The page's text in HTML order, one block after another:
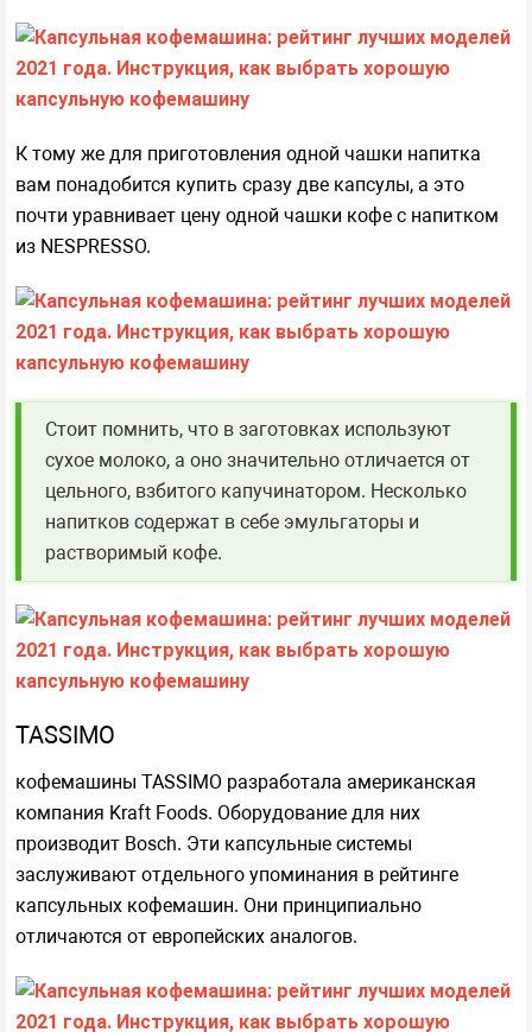
К тому же для приготовления одной чашки напитка
вам понадобится купить сразу две капсулы, а это
почти уравнивает цену одной чашки кофе с напитком
из NESPRESSO.
Стоит помнить, что в заготовках используют
сухое молоко, а оно значительно отличается от
цельного, взбитого капучинатором. Несколько
напитков содержат в себе эмульгаторы и
растворимый кофе.
TASSIMO
кофемашины TASSIMO разработала американская
компания Kraft Foods. Оборудование для них
производит Bosch. Эти капсульные системы
заслуживают отдельного упоминания в рейтинге
капсульных кофемашин. Они принципиально
отличаются от европейских аналогов.